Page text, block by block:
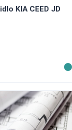
KIA CEED JD